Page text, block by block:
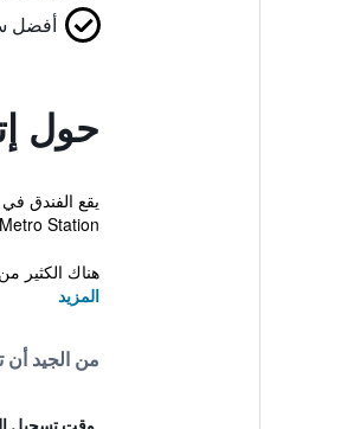
أفضل
حول
Metro Station.
هناك الكثير
المزيد
من الجيد أن
وقت تسجيل